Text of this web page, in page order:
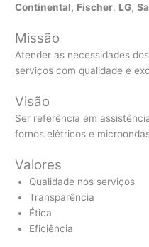
Continental, Fischer, LG,
Missão
Atender as necessidades
serviços com qualidade e
Visão
Ser referência em
fornos elétricos e
Valores
Qualidade nos serviços
Transparência
Ética
Eficiência